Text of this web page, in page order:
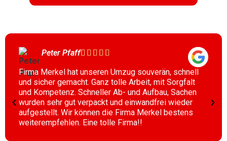
Peter Pfaff    
Firma Merkel hat unseren Umzug souverän, schnell
und sicher gemacht. Ganz tolle Arbeit, mit Sorgfalt
und Kompetenz. Schneller Ab- und Aufbau, Sachen
wurden sehr gut verpackt und einwandfrei wieder
aufgestellt. Wir können die Firma Merkel bestens
weiterempfehlen. Eine tolle Firma!!